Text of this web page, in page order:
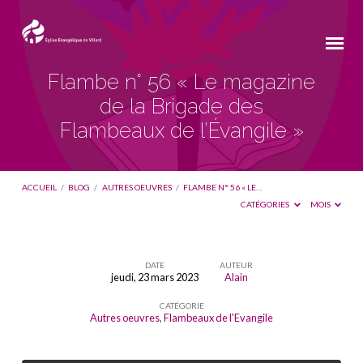
Flambe n° 56 « Le magazine
de la Brigade des
Flambeaux de l’Évangile »
ACCUEIL / BLOG / AUTRES OEUVRES / FLAMBE N° 56 « LE…
CATÉGORIES
MOIS
« Le
DATE
jeudi, 23 mars 2023
AUTEUR
Alain
CATÉGORIE
Autres oeuvres,Flambeaux de l'Evangile